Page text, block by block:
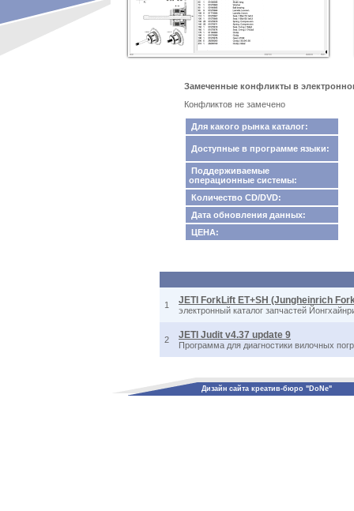
Замеченные конфликты в
Конфликтов не замечено
Для какого рынка каталог:
Доступные в программе языки:
Поддерживаемые
операционные системы:
Количество CD/DVD:
Дата обновления данных:
ЦЕНА:
1 JETI ForkLift ET+SH (Jungheinrich
электронный каталог запчастей
2 JETI Judit v4.37 update 9
Программа для диагностики вилочных
Дизайн сайта креатив-бюро "DoNe"